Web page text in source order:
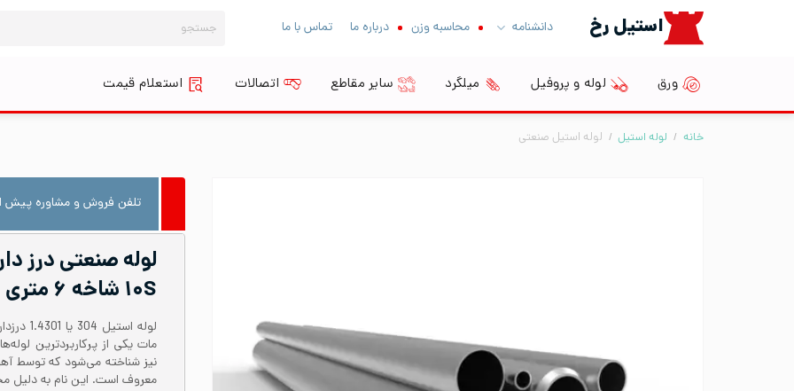
استیل رخ دانشنامه محاسبه وزن درباره ما تماس با ما
برای:
ورق لوله و پروفیل میلگرد سایر مقاطع اتصالات استعلام قیمت
خانه / لوله استیل / لوله استیل صنعتی
تلفن فروش و مشاوره پیش
۱۰S شاخه ۶ متری
معروف است. این نام به دلیل محتوای نیکل حدود 8